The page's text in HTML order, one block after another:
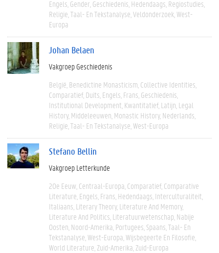
Engels Gender Geschiedenis Hedendaags Regiostudies
Religie Taal- En Tekstanalyse Veldonderzoek West-
Europa
Johan Belaen
Vakgroep Geschiedenis
België Benedictine Monasticism Collective Identities
Comparatief Duits Engels Frans Geschiedenis
Institutional Development Kwantitatief Latijn Legal
History Middeleeuwen Monastic History Nederlands
Religie Taal- En Tekstanalyse West-Europa
Stefano Bellin
Vakgroep Letterkunde
20e Eeuw Centraal-Europa Comparatief Comparative
Literature Engels Frans Hedendaags Interculturaliteit
Italiaans Literary Theory Literature And Memory
Literature And Politics Literatuurwetenschap Nabije
Oosten Noord-Amerika Portugees Spaans Taal- En
Tekstanalyse West-Europa Wijsbegeerte En Filosofie
World Literature Zuid-Amerika Zuid-Europa